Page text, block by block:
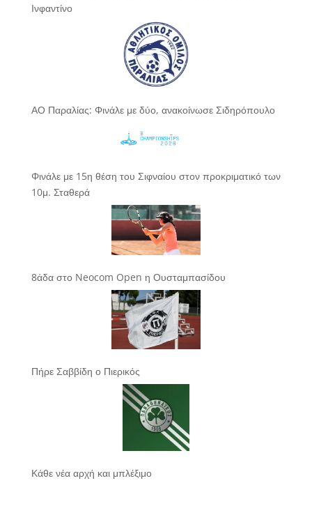
Ινφαντίνο
ΑΟ Παραλίας: Φινάλε με δύο, ανακοίνωσε Σιδηρόπουλο
Φινάλε με 15η θέση του Σιφναίου στον προκριματικό των
10μ. Σταθερά
8άδα στο Neocom Open η Ουσταμπασίδου
Πήρε Σαββίδη ο Πιερικός
Κάθε νέα αρχή και μπλέξιμο